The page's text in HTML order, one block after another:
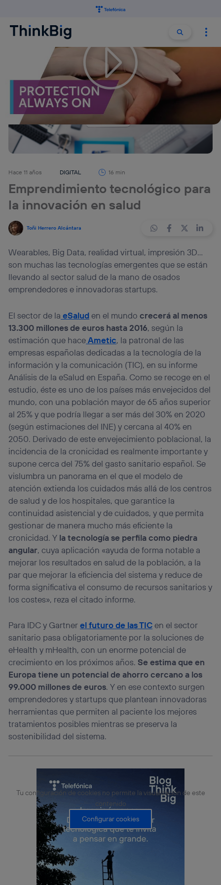
Buscar
Hace 11 años DIGITAL 16 min
Emprendimiento tecnológico para
la innovación en salud
Toñi Herrero Alcántara
Wearables, Big Data, realidad virtual, impresión 3D...
son muchas las tecnologías emergentes que se están
llevando al sector salud de la mano de osados
emprendedores e innovadoras startups.
El sector de la eSaluden el mundocrecerá al menos
13.300 millones de euros hasta 2016, según la
estimación que haceAmetic, la patronal de las
empresas españolas dedicadas a la tecnología de la
información y la comunicación (TIC), en su informe
Análisis de la eSalud en España. Como se recoge en el
estudio, éste es uno de los países más envejecidos del
mundo, con una población mayor de 65 años superior
al 25% y que podría llegar a ser más del 30% en 2020
(según estimaciones del INE) y cercana al 40% en
2050. Derivado de este envejecimiento poblacional, la
incidencia de la cronicidad es realmente importante y
supone cerca del 75% del gasto sanitario español. Se
vislumbra un panorama en el que el modelo de
atención extienda los cuidados más allá de los centros
de salud y de los hospitales, que garantice la
continuidad asistencial y de cuidados, y que permita
gestionar de manera mucho más eficiente la
cronicidad. Y la tecnología se perfila como piedra
angular, cuya aplicación «ayuda de forma notable a
mejorar los resultados en salud de la población, a la
par que mejorar la eficiencia del sistema y reduce de
forma significativa el consumo de recursos sanitarios y
los costes», reza el citado informe.
Para IDC y Gartnerel futuro de las TICen el sector
sanitario pasa obligatoriamente por la soluciones de
eHealth y mHealth, con un enorme potencial de
crecimiento en los próximos años.Se estima que en
Europa tiene un potencial de ahorro cercano a los
99.000 millones de euros. Y en ese contexto surgen
emprendedores y startups que plantean innovadoras
herramientas que permiten al paciente los mejores
tratamientos posibles mientras se preserva la
sostenibilidad del sistema.
Tu configuración de cookies no permite la visualización de este
contenido
Configurar cookies